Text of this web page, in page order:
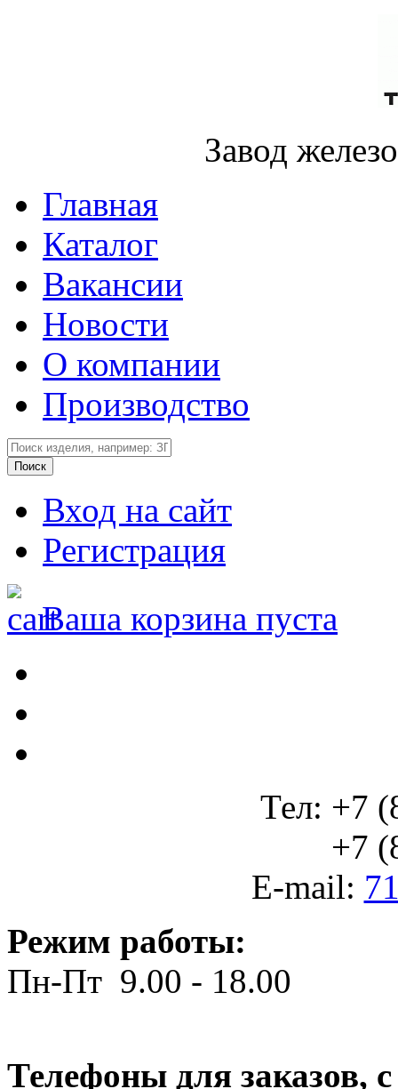
Завод
Главная
Каталог
Вакансии
Новости
О компании
Производство
Вход на сайт
Регистрация
Ваша корзина пуста
Тел: +7
+7
E-mail:
Режим работы:
Пн-Пт 9.00 - 18.00
Телефоны для заказов,